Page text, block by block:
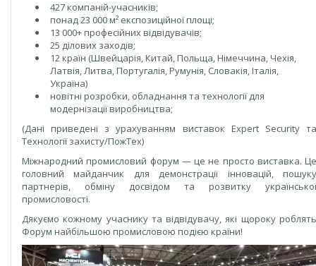
427 компаній-учасників;
понад 23 000 м² експозиційної площі;
13 000+ професійних відвідувачів;
25 ділових заходів;
12 країн (Швейцарія, Китай, Польща, Німеччина, Чехія,
Латвія, Литва, Португалія, Румунія, Словакія, Італія,
Україна)
новітні розробки, обладнання та технології для
модернізації виробництва;
(Дані приведені з урахуванням виставок Expert Security та
Технології захисту/ПожТех)
Міжнародний промисловий форум — це не просто виставка. Це
головний майданчик для демонстрації інновацій, пошуку
партнерів, обміну досвідом та розвитку української
промисловості.
Дякуємо кожному учаснику та відвідувачу, які щороку роблять
Форум найбільшою промисловою подією країни!